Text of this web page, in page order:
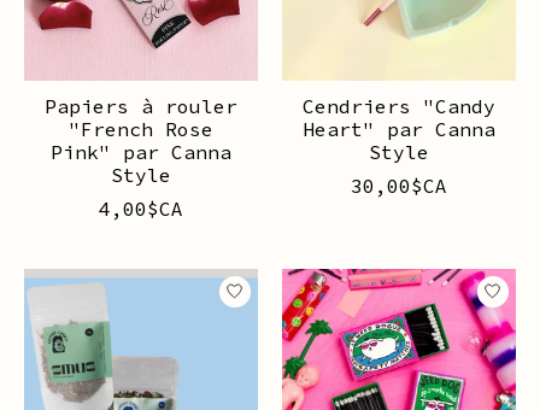
Papiers à rouler
"French Rose
Pink" par Canna
Style
4,00$CA
Cendriers "Candy
Heart" par Canna
Style
30,00$CA